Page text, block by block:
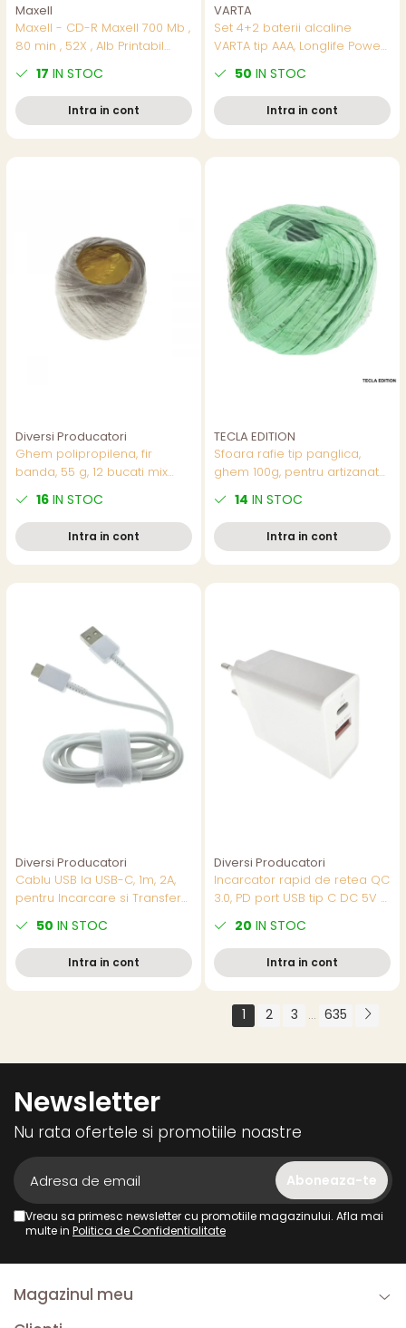
Maxell
Maxell - CD-R Maxell 700 Mb ,
80 min , 52X , Alb Printabil
17 IN STOC
Intra in cont
VARTA
Set 4+2 baterii alcaline
VARTA tip AAA, Longlife Power,
50 IN STOC
Intra in cont
Diversi Producatori
Ghem polipropilena, fir
banda, 55 g, 12 bucati mix
16 IN STOC
Intra in cont
TECLA EDITION
Sfoara rafie tip panglica,
ghem 100g, pentru artizanat
buchete si cadouri, latime 3-
5mm, diverse culori
14 IN STOC
Intra in cont
Diversi Producatori
Cablu USB la USB-C, 1m, 2A,
pentru Incarcare si Transfer
50 IN STOC
Intra in cont
Diversi Producatori
Incarcator rapid de retea QC
3.0, PD port USB tip C DC 5V -
alb
20 IN STOC
Intra in cont
1 2 3 ... 635
Newsletter
Nu rata ofertele si promotiile noastre
Vreau sa primesc newsletter cu promotiile magazinului. Afla mai
multe in Politica de Confidentialitate
Magazinul meu